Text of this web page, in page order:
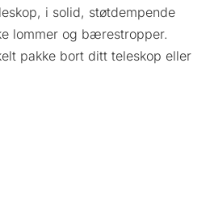
i solid, støtdempende
lommer og bærestropper.
pakke bort ditt teleskop eller